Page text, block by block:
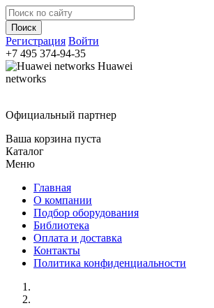
Регистрация Войти
+7 495 374-94-35
Huawei
networks
Официальный партнер
Ваша корзина пуста
Каталог
Меню
Главная
О компании
Подбор оборудования
Библиотека
Оплата и доставка
Контакты
Политика конфиденциальности